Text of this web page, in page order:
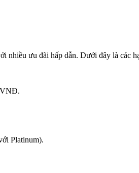
nhiều ưu đãi hấp dẫn. Dưới đây là các
VNĐ.
Platinum).